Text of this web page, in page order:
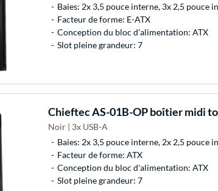
Baies: 2x 3,5 pouce interne, 3x 2,5 pouce
Facteur de forme: E-ATX
Conception du bloc d'alimentation: ATX
Slot pleine grandeur: 7
ChieftecAS-01B-OP boîtier midi
Noir | 3x USB-A
Baies: 2x 3,5 pouce interne, 2x 2,5 pouce
Facteur de forme: ATX
Conception du bloc d'alimentation: ATX
Slot pleine grandeur: 7